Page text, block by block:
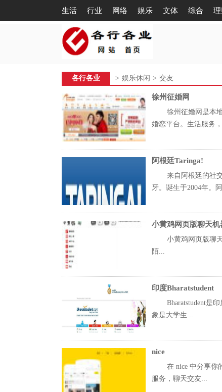
生活 行业 网络 娱乐 文体 综合
各行各业 > 娱乐休闲 > 交友
徐州征婚网
徐州征婚网是本
婚恋平台。生活服务
阿根廷Taringa!
来自阿根廷的社
牙。诞生于2004年。
小黄鸡网页版聊天机
小黄鸡网页版聊
陌...
印度Bharatstudent
Bharatstudent是
象是大学生...
nice
在 nice 中分享你
服务，聊天交友...